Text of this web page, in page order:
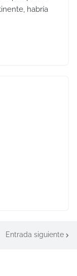
habría
Entrada siguiente